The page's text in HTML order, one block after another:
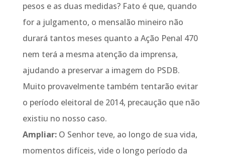
pesos e as duas medidas? Fato é que, quando
for a julgamento, o mensalão mineiro não
durará tantos meses quanto a Ação Penal 470
nem terá a mesma atenção da imprensa,
ajudando a preservar a imagem do PSDB.
Muito provavelmente também tentarão evitar
o período eleitoral de 2014, precaução que não
existiu no nosso caso.
Ampliar: O Senhor teve, ao longo de sua vida,
momentos difíceis, vide o longo período da